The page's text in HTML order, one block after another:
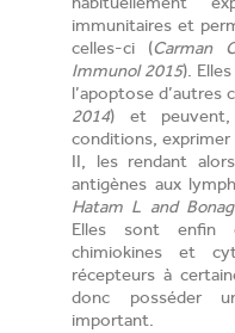
immunitaires et
celles-ci (Carman
Immunol 2015).
l’apoptose d’autres
2014) et peuvent,
conditions,
II, les rendant
antigènes aux
Hatam L and
Elles sont enfin
chimiokines et
récepteurs à
donc posséder
important.